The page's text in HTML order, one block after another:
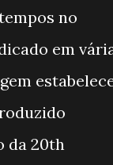
no
em
da 20th